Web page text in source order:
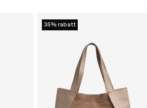
35% rabatt